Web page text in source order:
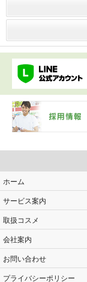
ホーム
サービス案内
取扱コスメ
会社案内
お問い合わせ
プライバシーポリシー